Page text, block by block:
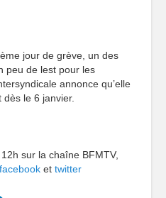
jour de grève, un des
peu de lest pour les
annonce qu’elle
le 6 janvier.
sur la chaîne BFMTV,
facebook et twitter